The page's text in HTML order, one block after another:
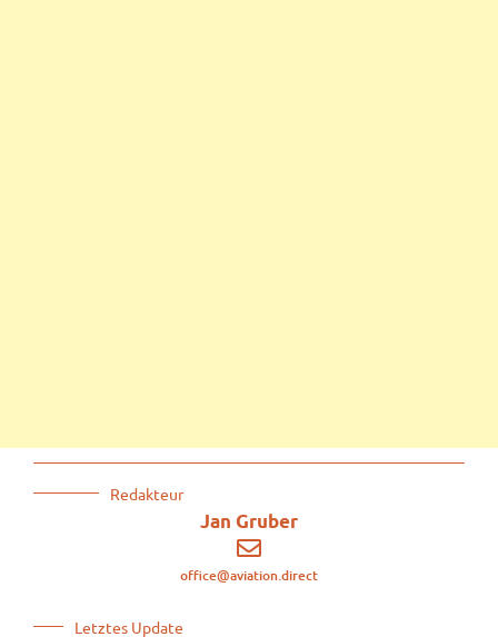
Redakteur
Jan Gruber
office@aviation.direct
Letztes Update